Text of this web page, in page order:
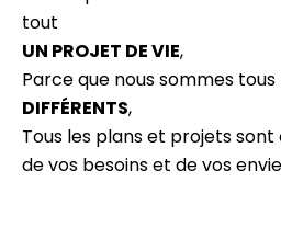
tout
UN PROJET DE VIE,
Parce que nous sommes tous
DIFFÉRENTS,
Tous les plans et projets
de vos besoins et de vos